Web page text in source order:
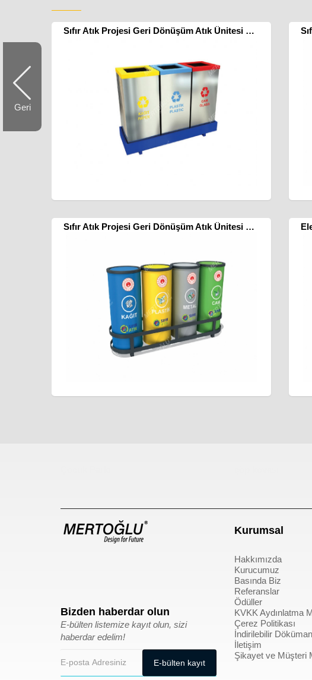
Geri
Sıfır Atık Projesi Geri Dönüşüm Atık Ünitesi Mak-606a
Sıfır Atık Projesi Geri Dönüşüm Atık Ünitesi Mak-608b Dörtlü
Bizden haberdar olun
E-bülten listemize kayıt olun, sizi
haberdar edelim!
Kurumsal
Hakkımızda
Kurucumuz
Basında Biz
Referanslar
Ödüller
KVKK Aydınlatma
Çerez Politikası
İndirilebilir
İletişim
Şikayet ve Müşteri